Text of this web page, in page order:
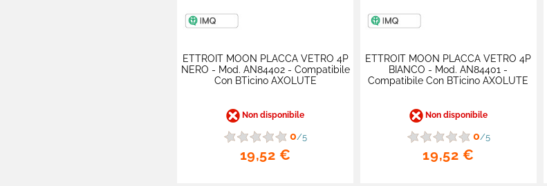
ETTROIT MOON PLACCA VETRO 4P
NERO - Mod. AN84402 - Compatibile
Con BTicino AXOLUTE
Non disponibile
0/5
19,52 €
ETTROIT MOON PLACCA VETRO 4P
BIANCO - Mod. AN84401 -
Compatibile Con BTicino AXOLUTE
Non disponibile
0/5
19,52 €